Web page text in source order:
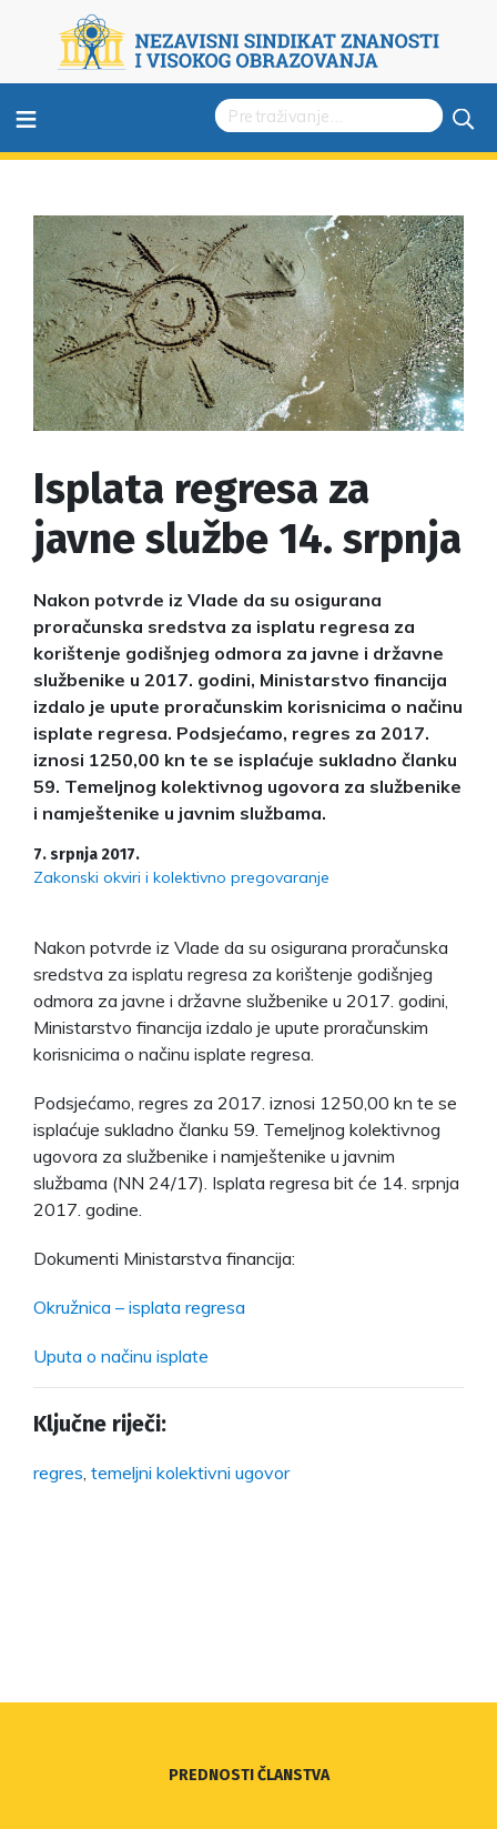
≡
Isplata regresa za
javne službe 14. srpnja
Nakon potvrde iz Vlade da su osigurana
proračunska sredstva za isplatu regresa za
korištenje godišnjeg odmora za javne i državne
službenike u 2017. godini, Ministarstvo financija
izdalo je upute proračunskim korisnicima o načinu
isplate regresa. Podsjećamo, regres za 2017.
iznosi 1250,00 kn te se isplaćuje sukladno članku
59. Temeljnog kolektivnog ugovora za službenike
i namještenike u javnim službama.
7. srpnja 2017.
Zakonski okviri i kolektivno pregovaranje
Nakon potvrde iz Vlade da su osigurana proračunska
sredstva za isplatu regresa za korištenje godišnjeg
odmora za javne i državne službenike u 2017. godini,
Ministarstvo financija izdalo je upute proračunskim
korisnicima o načinu isplate regresa.
Podsjećamo, regres za 2017. iznosi 1250,00 kn te se
isplaćuje sukladno članku 59. Temeljnog kolektivnog
ugovora za službenike i namještenike u javnim
službama (NN 24/17). Isplata regresa bit će 14. srpnja
2017. godine.
Dokumenti Ministarstva financija:
Okružnica – isplata regresa
Uputa o načinu isplate
Ključne riječi:
regres temeljni kolektivni ugovor
PREDNOSTI ČLANSTVA